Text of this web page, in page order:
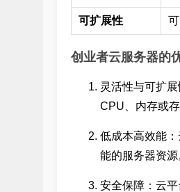
可扩展性
创业者云服务器的
灵活性与可扩
CPU、内存或
低成本高效能
能的服务器资源
安全保障：云